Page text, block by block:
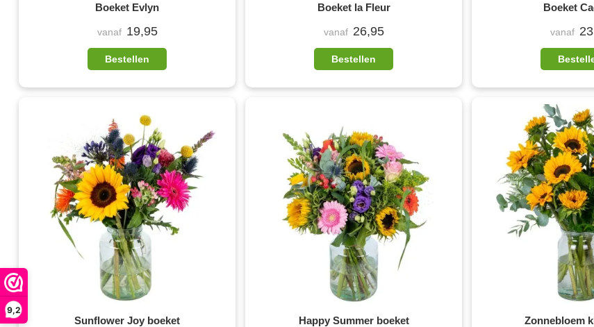
9,2
Boeket Evlyn
vanaf 19,95
Bestellen
Boeket la Fleur
vanaf 26,95
Bestellen
Boeket
vanaf
Sunflower Joy boeket Happy Summer boeket Zonnebloem